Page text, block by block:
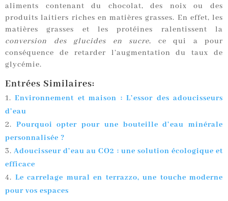
aliments contenant du chocolat, des noix ou des
produits laitiers riches en matières grasses. En effet, les
matières grasses et les protéines ralentissent la
conversion des glucides en sucre, ce qui a pour
conséquence de retarder l’augmentation du taux de
glycémie.
Entrées Similaires:
Environnement et maison : L’essor des adoucisseurs
d’eau
Pourquoi opter pour une bouteille d’eau minérale
personnalisée ?
Adoucisseur d’eau au CO2 : une solution écologique et
efficace
Le carrelage mural en terrazzo, une touche moderne
pour vos espaces